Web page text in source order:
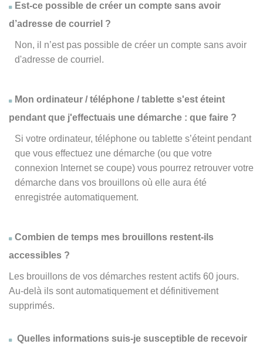
Est-ce possible de créer un compte sans avoir
d’adresse de courriel ?
Non, il n’est pas possible de créer un compte sans avoir
d'adresse de courriel.
Mon ordinateur / téléphone / tablette s'est éteint
pendant que j'effectuais une démarche : que faire ?
Si votre ordinateur, téléphone ou tablette s’éteint pendant
que vous effectuez une démarche (ou que votre
connexion Internet se coupe) vous pourrez retrouver votre
démarche dans vos brouillons où elle aura été
enregistrée automatiquement.
Combien de temps mes brouillons restent-ils
accessibles ?
Les brouillons de vos démarches restent actifs 60 jours.
Au-delà ils sont automatiquement et définitivement
supprimés.
Quelles informations suis-je susceptible de recevoir